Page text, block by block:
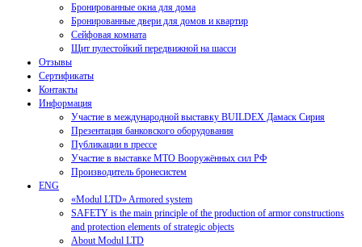
Бронированные окна для дома
Бронированные двери для домов и квартир
Сейфовая комната
Щит пулестойкий передвижной на шасси
Отзывы
Сертификаты
Контакты
Информация
Участие в международной выставку BUILDEX Дамаск Сирия
Презентация банковского оборудования
Публикации в прессе
Участие в выставке МТО Вооружённых сил РФ
Производитель бронесистем
ENG
«Modul LTD» Armored system
SAFETY is the main principle of the production of armor constructions
and protection elements of strategic objects
About Modul LTD